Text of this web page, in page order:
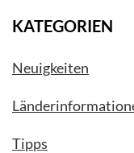
KATEGORIEN
Neuigkeiten
Tipps